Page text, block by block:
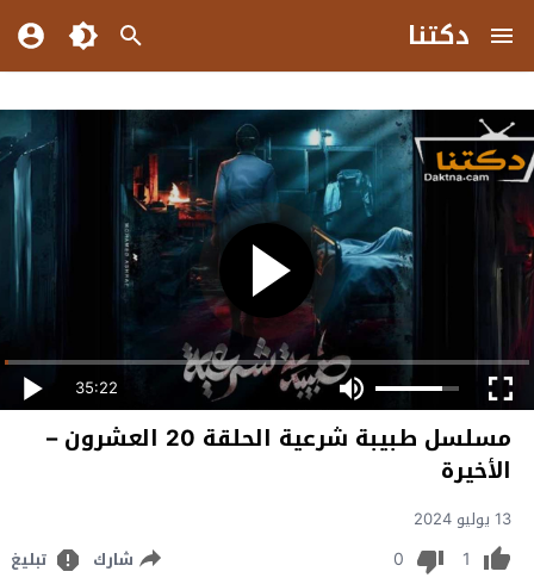
دكتنا
35:22
مسلسل طبيبة شرعية الحلقة 20 العشرون –
الأخيرة
13 يوليو 2024
1
0 شارك تبليغ